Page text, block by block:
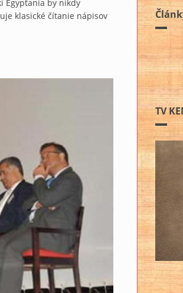
Egypťania by nikdy
klasické čítanie nápisov
TV